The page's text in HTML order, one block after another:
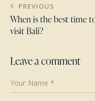
Post
navigation
PREVIOUS
When is the best time
visit Bali?
Leave a comment